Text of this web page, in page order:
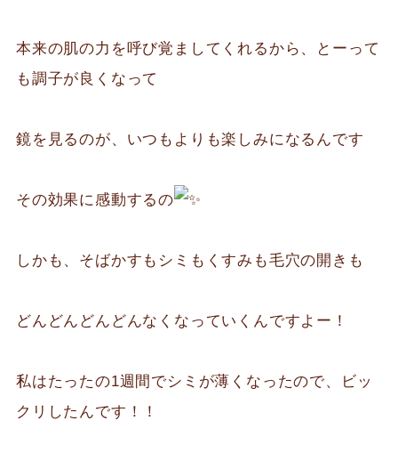
本来の肌の力を呼び覚ましてくれるから、とーって
も調子が良くなって
鏡を見るのが、いつもよりも楽しみになるんです
その効果に感動するの
しかも、そばかすもシミもくすみも毛穴の開きも
どんどんどんどんなくなっていくんですよー！
私はたったの1週間でシミが薄くなったので、ビッ
クリしたんです！！